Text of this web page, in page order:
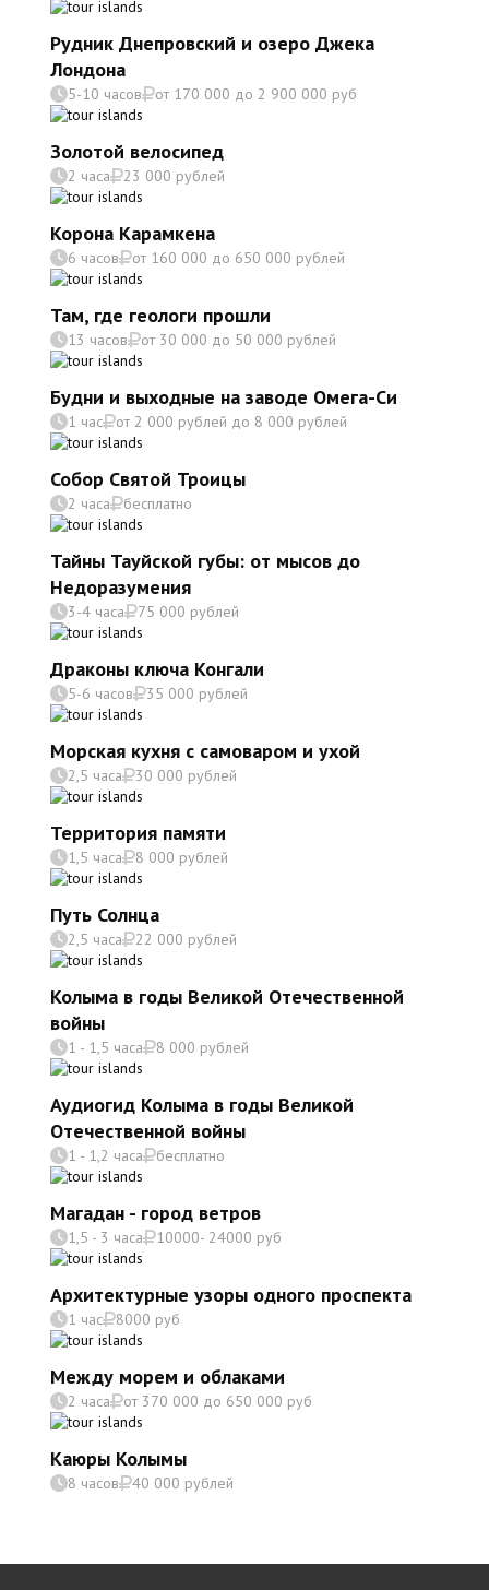
Рудник Днепровский и озеро Джека
Лондона
5-10 часов от 170 000 до 2 900 000 руб
Золотой велосипед
2 часа 23 000 рублей
Корона Карамкена
6 часов от 160 000 до 650 000 рублей
Там, где геологи прошли
13 часов от 30 000 до 50 000 рублей
Будни и выходные на заводе Омега-Си
1 час от 2 000 рублей до 8 000 рублей
Собор Святой Троицы
2 часа бесплатно
Тайны Тауйской губы: от мысов до
Недоразумения
3-4 часа 75 000 рублей
Драконы ключа Конгали
5-6 часов 35 000 рублей
Морская кухня с самоваром и ухой
2,5 часа 30 000 рублей
Территория памяти
1,5 часа 8 000 рублей
Путь Солнца
2,5 часа 22 000 рублей
Колыма в годы Великой Отечественной
войны
1 - 1,5 часа 8 000 рублей
Аудиогид Колыма в годы Великой
Отечественной войны
1 - 1,2 часа бесплатно
Магадан - город ветров
1,5 - 3 часа 10000- 24000 руб
Архитектурные узоры одного проспекта
1 час 8000 руб
Между морем и облаками
2 часа от 370 000 до 650 000 руб
Каюры Колымы
8 часов 40 000 рублей